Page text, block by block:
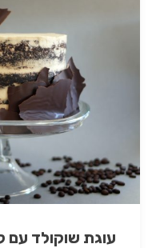
עוגת שוקולד עם